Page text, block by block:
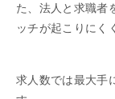
た、法人と求職者
ッチが起こりにく
求人数では最大手